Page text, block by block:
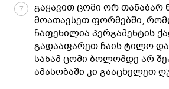
7
გაყავით ცომი ორ თანაბარ
მოათავსეთ ფორმებში,
ჩაფენილია პერგამენტის
გადააფარეთ ჩაის ტილო
სანამ ცომი ბოლომდე არ
ამასობაში კი გააცხელეთ